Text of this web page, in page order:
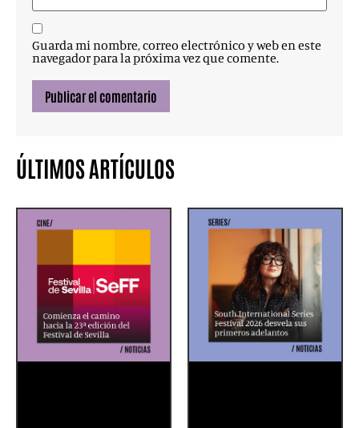
Guarda mi nombre, correo electrónico y web en este
navegador para la próxima vez que comente.
ÚLTIMOS ARTÍCULOS